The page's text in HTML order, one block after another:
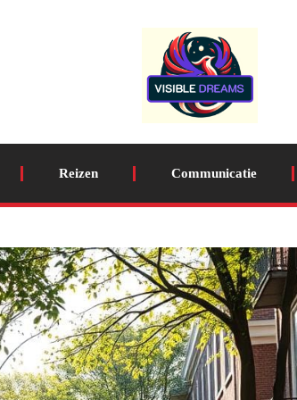
Reizen Communicatie